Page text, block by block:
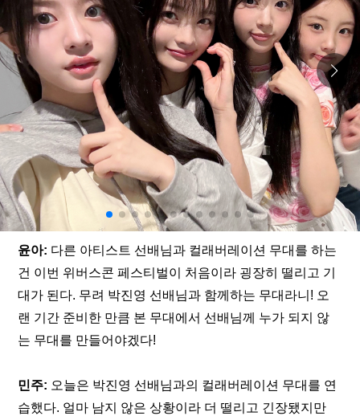
윤아: 다른 아티스트 선배님과 컬래버레이션 무대를 하는
건 이번 위버스콘 페스티벌이 처음이라 굉장히 떨리고 기
대가 된다. 무려 박진영 선배님과 함께하는 무대라니! 오
랜 기간 준비한 만큼 본 무대에서 선배님께 누가 되지 않
는 무대를 만들어야겠다!
민주: 오늘은 박진영 선배님과의 컬래버레이션 무대를 연
습했다. 얼마 남지 않은 상황이라 더 떨리고 긴장됐지만